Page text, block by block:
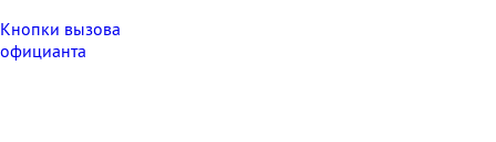
Кнопки вызова
официанта